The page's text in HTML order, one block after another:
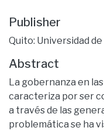
Publisher
Quito: Universidad
Abstract
La gobernanza en
caracteriza por ser
a través de las
problemática se ha